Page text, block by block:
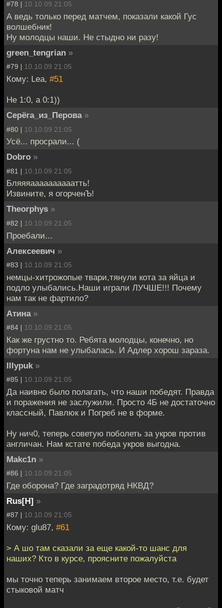
#78 | 10.10.09 21:05
А ведь только перед матчем, показали какой Гус
волшебник!
Ну молодцы наши. Не стыдно ни разу!
green_tengrian »
#79 | 10.10.09 21:05
Кому: Lea, #51
Не 1:0, а 0:1))
Серёга_из_Перова »
#80 | 10.10.09 21:05
Усё... просрали... (
Dobro »
#81 | 10.10.09 21:05
Бляяяаааааааааатть!
Извините, я огорченЪ!
Theorphys »
#82 | 10.10.09 21:05
Проебали...
Алексеевич »
#83 | 10.10.09 21:05
немцы-хитрожопые твари,тянули кота за яйца и
подло улыбались.Наши играли ЛУЧШЕ!!! Почему
нам так не фартило?
Атина »
#84 | 10.10.09 21:05
Как же грустно то. Ребята молодцы, конечно, но
фортуна нам не улыбалась. И Адлер хорош зараза.
IIIypuk »
#85 | 10.10.09 21:05
Да наивно было полагать, что наши победят. Правда
и поражения не заслужили. Просто 4Б не достаточно
классный, Павлюк и Погреб не в форме.
Ну нич0, теперь советую поболеть за укров против
англичан. Нам кстате победа укров выгодна.
Makc1n »
#86 | 10.10.09 21:05
Где оборона? Где заградотряд НКВД?
Rus[H] »
#87 | 10.10.09 21:05
Кому: glu87, #61
> А шо там сказали за еще какой-то шанс для
наших? Кто в курсе, проясните пожалуйста
мы точно теперь занимаем второе место, т.е. будет
стыковой матч